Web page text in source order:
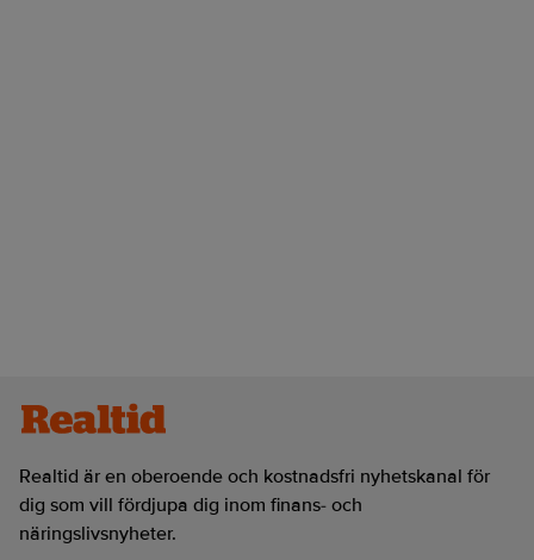
Realtid är en oberoende och kostnadsfri nyhetskanal för
dig som vill fördjupa dig inom finans- och
näringslivsnyheter.